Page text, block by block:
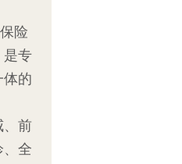
险
是专
体的
、前
、全